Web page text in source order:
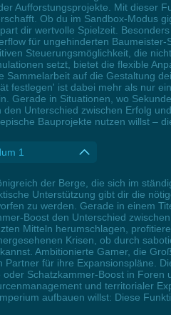
Aufforstungsprojekte. Mit dieser
Ob du im Sandbox-Modus
dir wertvolle Spielzeit.
für ungehinderten
Steuerungsmöglichkeit, die
setzt, bietet die flexible
Sammelarbeit auf die Gestaltung
festlegen' ist dabei mehr als nur
Gerade in Situationen, wo
Unterschied zwischen Erfolg
Bauprojekte nutzen willst –
1
der Berge, die sich im
Unterstützung gibt dir die
zu werden. Gerade in einem
Boost den Unterschied
Mitteln herumschlagen,
Krisen, ob durch
Ambitionierte Gamer, die
Partner für ihre Expansionspläne.
Schatzkammer-Boost in
und territorialer
aufbauen willst: Diese